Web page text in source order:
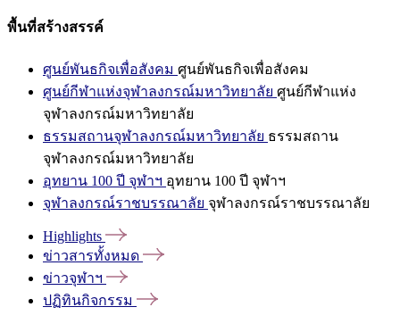
พื้นที่สร้างสรรค์
ศูนย์พันธกิจเพื่อสังคม ศูนย์พันธกิจเพื่อสังคม
ศูนย์กีฬาแห่งจุฬาลงกรณ์มหาวิทยาลัย ศูนย์กีฬาแห่ง
จุฬาลงกรณ์มหาวิทยาลัย
ธรรมสถานจุฬาลงกรณ์มหาวิทยาลัย ธรรมสถาน
จุฬาลงกรณ์มหาวิทยาลัย
อุทยาน 100 ปี จุฬาฯ อุทยาน 100 ปี จุฬาฯ
จุฬาลงกรณ์ราชบรรณาลัย จุฬาลงกรณ์ราชบรรณาลัย
Highlights
ข่าวสารทั้งหมด
ข่าวจุฬาฯ
ปฏิทินกิจกรรม